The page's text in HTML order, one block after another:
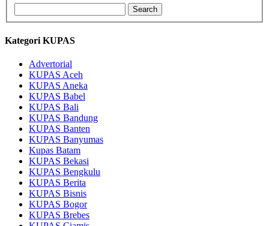
Kategori KUPAS
Advertorial
KUPAS Aceh
KUPAS Aneka
KUPAS Babel
KUPAS Bali
KUPAS Bandung
KUPAS Banten
KUPAS Banyumas
Kupas Batam
KUPAS Bekasi
KUPAS Bengkulu
KUPAS Berita
KUPAS Bisnis
KUPAS Bogor
KUPAS Brebes